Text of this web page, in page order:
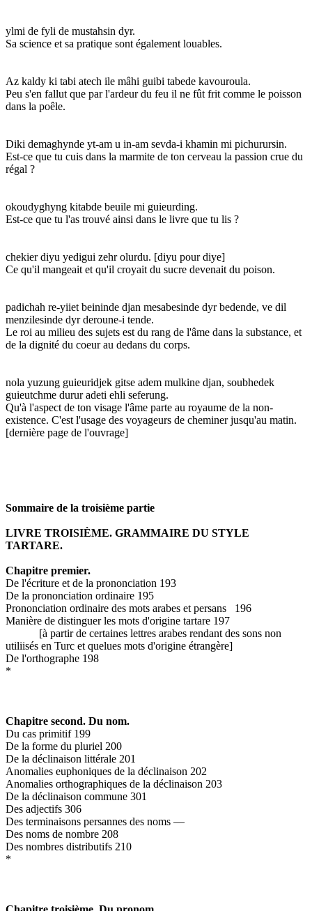
ylmi de fyli de mustahsin dyr.
Sa science et sa pratique sont également louables.
Az kaldy ki tabi atech ile mâhi guibi tabede kavouroula.
Peu s'en fallut que par l'ardeur du feu il ne fût frit comme le poisson
dans la poêle.
Diki demaghynde yt-am u in-am sevda-i khamin mi pichurursin.
Est-ce que tu cuis dans la marmite de ton cerveau la passion crue du
régal ?
okoudyghyng kitabde beuile mi guieurding.
Est-ce que tu l'as trouvé ainsi dans le livre que tu lis ?
chekier diyu yedigui zehr olurdu. [diyu pour diye]
Ce qu'il mangeait et qu'il croyait du sucre devenait du poison.
padichah re-yiiet beininde djan mesabesinde dyr bedende, ve dil
menzilesinde dyr deroune-i tende.
Le roi au milieu des sujets est du rang de l'âme dans la substance, et
de la dignité du coeur au dedans du corps.
nola yuzung guieuridjek gitse adem mulkine djan, soubhedek
guieutchme durur adeti ehli seferung.
Qu'à l'aspect de ton visage l'âme parte au royaume de la non-
existence. C'est l'usage des voyageurs de cheminer jusqu'au matin.
[dernière page de l'ouvrage]
Sommaire de la troisième partie
LIVRE TROISIÈME. GRAMMAIRE DU STYLE
TARTARE.
Chapitre premier.
De l'écriture et de la prononciation 193
De la prononciation ordinaire 195
Prononciation ordinaire des mots arabes et persans 196
Manière de distinguer les mots d'origine tartare 197
[à partir de certaines lettres arabes rendant des sons non
utiliisés en Turc et quelues mots d'origine étrangère]
De l'orthographe 198
*
Chapitre second. Du nom.
Du cas primitif 199
De la forme du pluriel 200
De la déclinaison littérale 201
Anomalies euphoniques de la déclinaison 202
Anomalies orthographiques de la déclinaison 203
De la déclinaison commune 301
Des adjectifs 306
Des terminaisons persannes des noms —
Des noms de nombre 208
Des nombres distributifs 210
*